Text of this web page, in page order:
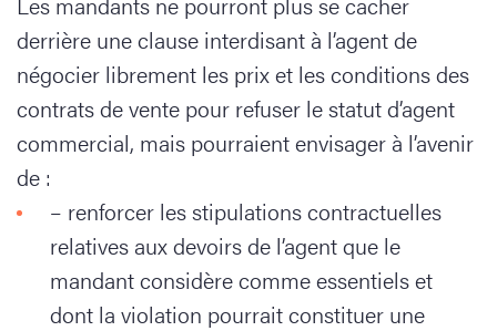
derrière une clause interdisant à l’agent de
négocier librement les prix et les conditions des
contrats de vente pour refuser le statut d’agent
commercial, mais pourraient envisager à l’avenir
de :
– renforcer les stipulations contractuelles
relatives aux devoirs de l’agent que le
mandant considère comme essentiels et
dont la violation pourrait constituer une